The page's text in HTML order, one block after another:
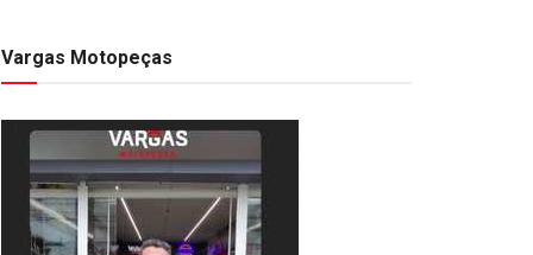
Vargas Motopeças